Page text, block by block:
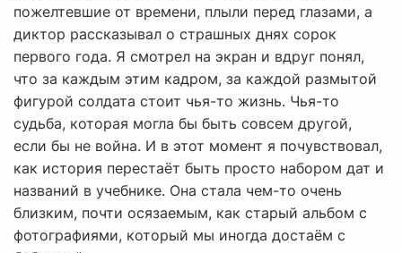
пожелтевшие от времени, плыли перед глазами, а
диктор рассказывал о страшных днях сорок
первого года. Я смотрел на экран и вдруг понял,
что за каждым этим кадром, за каждой размытой
фигурой солдата стоит чья-то жизнь. Чья-то
судьба, которая могла бы быть совсем другой,
если бы не война. И в этот момент я почувствовал,
как история перестаёт быть просто набором дат и
названий в учебнике. Она стала чем-то очень
близким, почти осязаемым, как старый альбом с
фотографиями, который мы иногда достаём с